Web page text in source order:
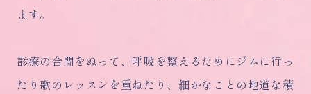
ます。
診療の合間をぬって、呼吸を整えるためにジムに行っ
たり歌のレッスンを重ねたり、細かなことの地道な積